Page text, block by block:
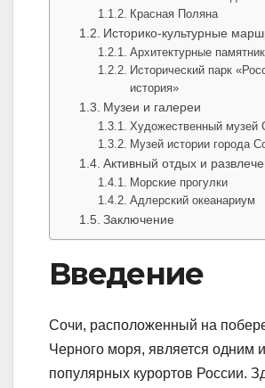
Красная Поляна
Историко-культурные
Архитектурные
Исторический парк
история»
Музеи и галереи
Художественный музей
Музей истории города
Активный отдых и
Морские прогулки
Адлерский океанариум
Заключение
Введение
Сочи, расположенный на
Черного моря, является одним
популярных курортов России.